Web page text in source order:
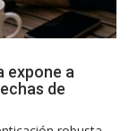
expone a
de